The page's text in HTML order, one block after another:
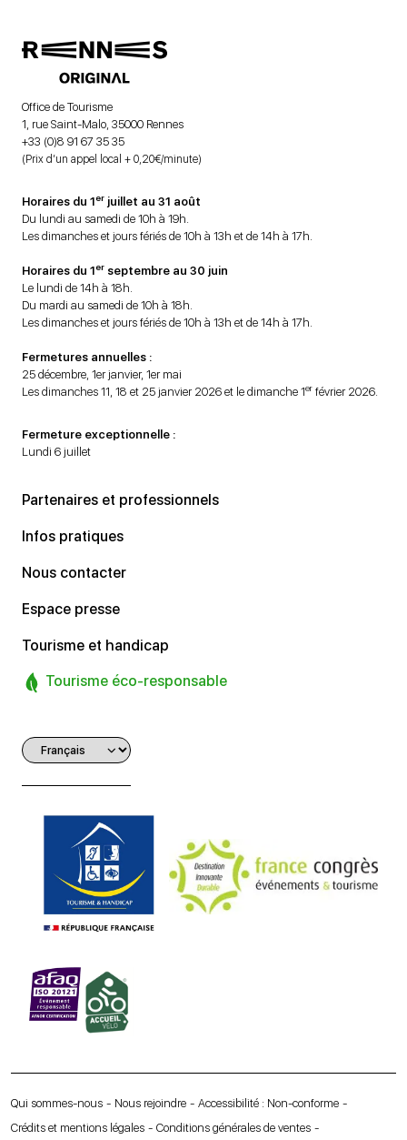
Office de Tourisme
1, rue Saint-Malo, 35000 Rennes
+33 (0)8 91 67 35 35
(Prix d’un appel local + 0,20€/minute)
Horaires du 1er juillet au 31 août
Du lundi au samedi de 10h à 19h.
Les dimanches et jours fériés de 10h à 13h et de 14h à 17h.
Horaires du 1er septembre au 30 juin
Le lundi de 14h à 18h.
Du mardi au samedi de 10h à 18h.
Les dimanches et jours fériés de 10h à 13h et de 14h à 17h.
Fermetures annuelles :
25 décembre, 1er janvier, 1er mai
Les dimanches 11, 18 et 25 janvier 2026 et le dimanche 1er février 2026.
Fermeture exceptionnelle :
Lundi 6 juillet
Partenaires et professionnels
Infos pratiques
Nous contacter
Espace presse
Tourisme et handicap
Tourisme éco-responsable
Qui sommes-nous Nous rejoindre
Accessibilité : Non-conforme
Crédits et mentions légales
Conditions générales de ventes